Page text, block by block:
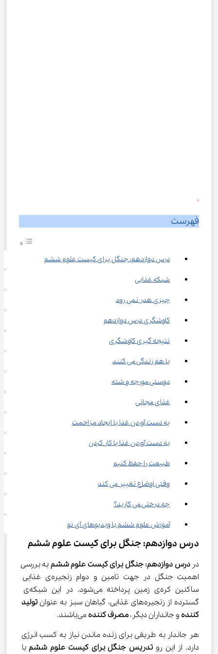
0
فهرست
درس دوازدهم: جنگل برای کیست علوم ششم
شبکه غذایی
چیزی هدر نمی رود
کاوشگری درس دوازدهم
نتیجه گیری کاوشگری
با هم زندگی می کنند
دوستی مورچه و شته
غذای مجانی
به دست آوردن غذا با ایجاد مزاحمت
به دست آوردن غذا با کار کردن
طبیعت را حفظ کنیم
وقتی اوضاع تغییر می کند
چه درختی می کارید؟
آموزش علوم ششم با ویدیوهای آی نو
درس دوازدهم: جنگل برای کیست علوم ششم
در درس دوازدهم: جنگل برای کیست علوم ششم به بررسی
اهمیت جنگل در جهت تامین و دوام زنجیره‌ی غذایی
ساکنین کره‌ی زمین پرداخته می‌شود. در این شبکه‌ی
گسترده از زنجیره‌های غذایی، گیاهان سبز به عنوان
تولید
کننده و جانداران دیگر، مصرف کننده می‌باشند.
هر جاندار به طریقی برای زنده ماندن نیاز به کسب انرژی
دارد. از این رو تدریس جنگل برای کیست علوم ششم با